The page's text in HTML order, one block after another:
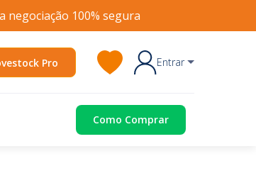
negociação 100% segura
Pro Entrar
Como Comprar